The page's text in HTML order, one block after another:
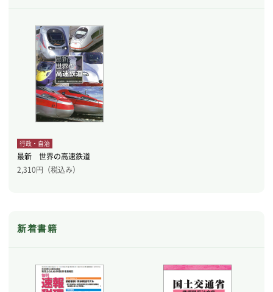
行政・自治
最新 世界の高速鉄道
2,310円（税込み）
新着書籍